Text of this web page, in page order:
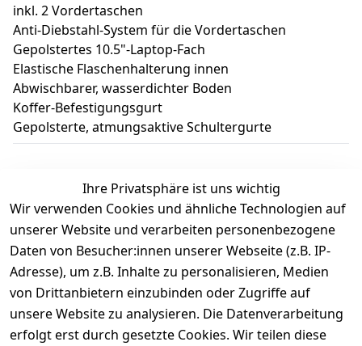
inkl. 2 Vordertaschen
Anti-Diebstahl-System für die Vordertaschen
Gepolstertes 10.5"-Laptop-Fach
Elastische Flaschenhalterung innen
Abwischbarer, wasserdichter Boden
Koffer-Befestigungsgurt
Gepolsterte, atmungsaktive Schultergurte
Kundenbewertungen
Durchschnittliche Bewertung
0
Basierend auf 0 Bewertung(en)
Bewertung abgeben
Ihre Privatsphäre ist uns wichtig
Wir verwenden Cookies und ähnliche Technologien auf
unserer Website und verarbeiten personenbezogene
Daten von Besucher:innen unserer Webseite (z.B. IP-
Adresse), um z.B. Inhalte zu personalisieren, Medien
von Drittanbietern einzubinden oder Zugriffe auf
unsere Website zu analysieren. Die Datenverarbeitung
erfolgt erst durch gesetzte Cookies. Wir teilen diese